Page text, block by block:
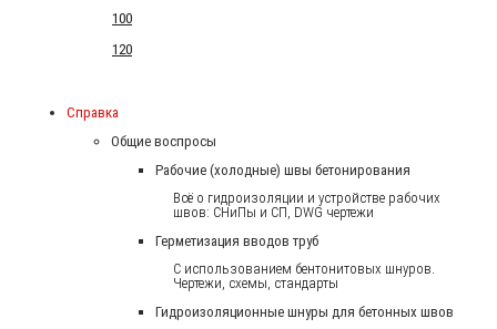
100
120
Справка
Общие воспросы
Рабочие (холодные) швы бетонирования
Всё о гидроизоляции и устройстве рабочих
швов: СНиПы и СП, DWG чертежи
Герметизация вводов труб
С использованием бентонитовых шнуров.
Чертежи, схемы, стандарты
Гидроизоляционные шнуры для бетонных швов